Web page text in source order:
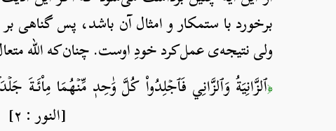
برخورد با ستمکار و امثال آن باشد، پس گناهی
ولی نتیجه‌ی عمل‌کرد خودِ اوست. چنان‌که الله
﴿ٱلزَّانِيَةُ وَٱلزَّانِي فَٱجۡلِدُواْ كُلَّ وَٰحِدٖ مِّنۡهُمَا مِاْئَةَ
[النور : ٢]